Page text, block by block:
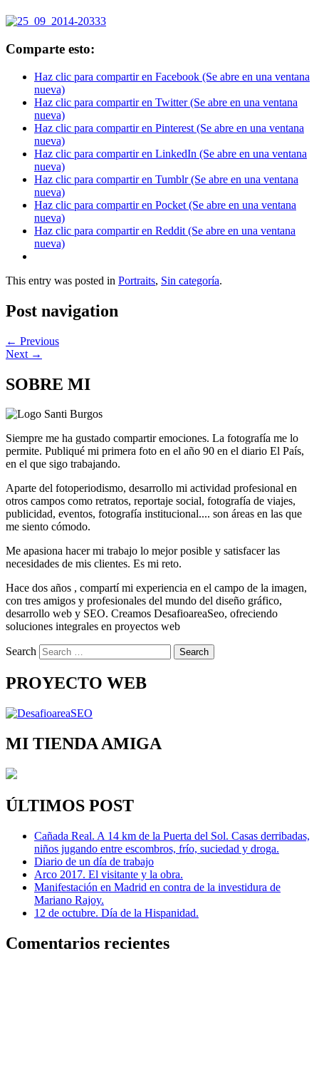
Comparte esto:
Haz clic para compartir en Facebook (Se abre en una ventana
nueva)
Haz clic para compartir en Twitter (Se abre en una ventana
nueva)
Haz clic para compartir en Pinterest (Se abre en una ventana
nueva)
Haz clic para compartir en LinkedIn (Se abre en una ventana
nueva)
Haz clic para compartir en Tumblr (Se abre en una ventana
nueva)
Haz clic para compartir en Pocket (Se abre en una ventana
nueva)
Haz clic para compartir en Reddit (Se abre en una ventana
nueva)
This entry was posted in Portraits, Sin categoría.
Post navigation
← Previous
Next →
SOBRE MI
Siempre me ha gustado compartir emociones. La fotografía me lo
permite. Publiqué mi primera foto en el año 90 en el diario El País,
en el que sigo trabajando.
Aparte del fotoperiodismo, desarrollo mi actividad profesional en
otros campos como retratos, reportaje social, fotografía de viajes,
publicidad, eventos, fotografía institucional.... son áreas en las que
me siento cómodo.
Me apasiona hacer mi trabajo lo mejor posible y satisfacer las
necesidades de mis clientes. Es mi reto.
Hace dos años , compartí mi experiencia en el campo de la imagen,
con tres amigos y profesionales del mundo del diseño gráfico,
desarrollo web y SEO. Creamos DesafioareaSeo, ofreciendo
soluciones integrales en proyectos web
Search
PROYECTO WEB
MI TIENDA AMIGA
ÚLTIMOS POST
Cañada Real. A 14 km de la Puerta del Sol. Casas derribadas,
niños jugando entre escombros, frío, suciedad y droga.
Diario de un día de trabajo
Arco 2017. El visitante y la obra.
Manifestación en Madrid en contra de la investidura de
Mariano Rajoy.
12 de octubre. Día de la Hispanidad.
Comentarios recientes